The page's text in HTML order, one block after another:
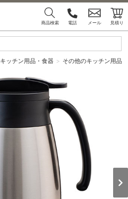
商品検索 電話 メール 見積り
キッチン用品・食器 その他のキッチン用品